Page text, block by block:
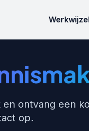
Werkwijze
ontvang een
op.